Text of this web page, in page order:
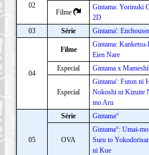
02
Filme
Gintama: Yorinuki
2D
03 Série Gintama':
04
Filme
Gintama:
Eien Nare
Especial Gintama x
Especial
Gintama': Futon ni
Nokoshi ni Kizuite
mo Aru
05
Série Gintama°
OVA
Gintama°: Umai-
Suru to
ni Kue